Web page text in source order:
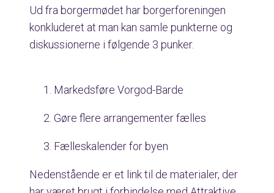
Ud fra borgermødet har borgerforeningen
konkluderet at man kan samle punkterne og
diskussionerne i følgende 3 punker.
Markedsføre Vorgod-Barde
Gøre flere arrangementer fælles
Fælleskalender for byen
Nedenstående er et link til de materialer, der